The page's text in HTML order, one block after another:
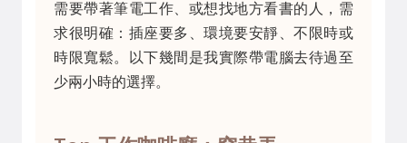
需要帶著筆電工作、或想找地方看書的人，需
求很明確：插座要多、環境要安靜、不限時或
時限寬鬆。以下幾間是我實際帶電腦去待過至
少兩小時的選擇。